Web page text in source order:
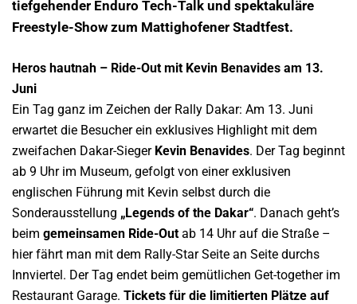
tiefgehender Enduro Tech-Talk und spektakuläre
Freestyle-Show zum Mattighofener Stadtfest.
Heros hautnah – Ride-Out mit Kevin Benavides am 13.
Juni
Ein Tag ganz im Zeichen der Rally Dakar: Am 13. Juni
erwartet die Besucher ein exklusives Highlight mit dem
zweifachen Dakar-Sieger Kevin Benavides. Der Tag beginnt
ab 9 Uhr im Museum, gefolgt von einer exklusiven
englischen Führung mit Kevin selbst durch die
Sonderausstellung „Legends of the Dakar“. Danach geht’s
beim gemeinsamen Ride-Out ab 14 Uhr auf die Straße –
hier fährt man mit dem Rally-Star Seite an Seite durchs
Innviertel. Der Tag endet beim gemütlichen Get-together im
Restaurant Garage. Tickets für die limitierten Plätze auf